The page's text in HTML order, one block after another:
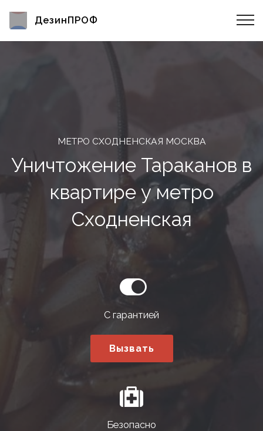
ДезинПРОФ
МЕТРО СХОДНЕНСКАЯ МОСКВА
Уничтожение Тараканов в
квартире у метро
Сходненская
С гарантией
Вызвать
Безопасно